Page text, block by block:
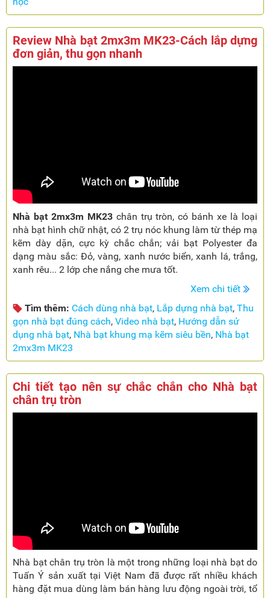
Review Nhà bạt 2mx3m MK23-Cách lắp dựng
đơn giản, thu gọn nhanh
Nhà bạt 2mx3m MK23chân trụ tròn, có bánh xe là loại
nhà bạt hình chữ nhật, có 2 trụ nóc khung làm từ thép mạ
kẽm dày dặn, cực kỳ chắc chắn; vải bạt Polyester đa
dạng màu sắc: Đỏ, vàng, xanh nước biển, xanh lá, trắng,
xanh rêu... 2 lớp che nắng che mưa tốt.
Xem chi tiết
Tìm thêm: Cách dùng nhà bạt, Lắp dựng nhà bạt, Thu
gọn nhà bạt đúng cách, Video nhà bạt, Hướng dẫn sử
dụng nhà bạt, Nhà bạt khung mạ kẽm siêu bền, Nhà bạt
2mx3m MK23
Chi tiết tạo nên sự chắc chắn cho Nhà bạt
chân trụ tròn
Nhà bạt chân trụ tròn là một trong những loại nhà bạt do
Tuấn Ý sản xuất tại Việt Nam đã được rất nhiều khách
hàng đặt mua dùng làm bán hàng lưu động ngoài trời, tổ